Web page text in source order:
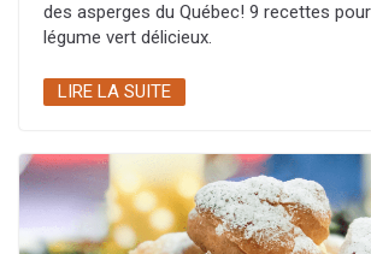
des asperges du Québec! 9 recettes
légume vert délicieux.
LIRE LA SUITE